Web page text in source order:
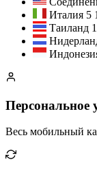
Италия 5
Таиланд
Персональное
Весь мобильный